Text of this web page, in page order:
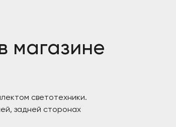
магазине
светотехники.
задней сторонах